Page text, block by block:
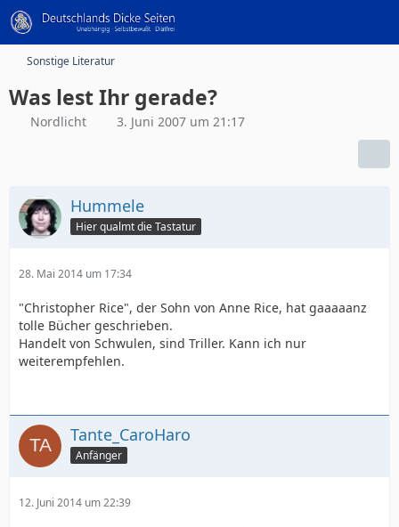
Sonstige Literatur
Was lest Ihr gerade?
Nordlicht 3. Juni 2007 um 21:17
Hummele
Hier qualmt die Tastatur
28. Mai 2014 um 17:34
"Christopher Rice", der Sohn von Anne Rice, hat gaaaaanz
tolle Bücher geschrieben.
Handelt von Schwulen, sind Triller. Kann ich nur
weiterempfehlen.
Tante_CaroHaro
Anfänger
12. Juni 2014 um 22:39